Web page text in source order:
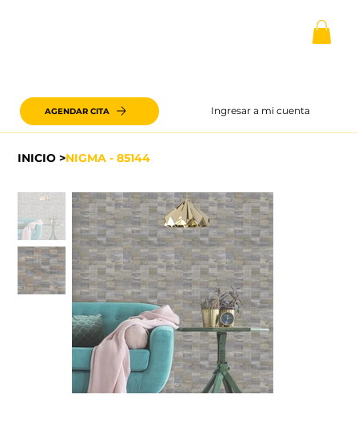
Ingresar a mi cuenta
AGENDAR CITA
INICIO >NIGMA - 85144